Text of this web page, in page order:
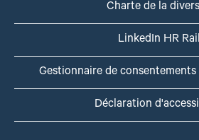
Charte de la
LinkedIn HR Rail
Gestionnaire de
Déclaration